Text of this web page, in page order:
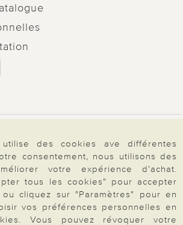
nous
des cookies ave différentes
consentement, nous utilisons des
votre expérience d'achat.
tous les cookies" pour accepter
cliquez sur "Paramètres" pour en
vos préférences personnelles en
Vous pouvez révoquer votre